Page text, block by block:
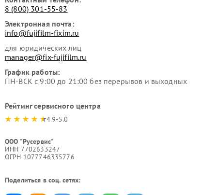
8 (800) 301-55-83
Электронная почта:
info@fujifilm-fixim.ru
для юридических лиц
manager@fix-fujifilm.ru
График работы:
ПН-ВСК с 9:00 до 21:00 без перерывов и выходных
Рейтинг сервисного центра
4.9-5.0
ООО "Русервис"
ИНН 7702633247
ОГРН 1077746335776
Поделиться в соц. сетях: